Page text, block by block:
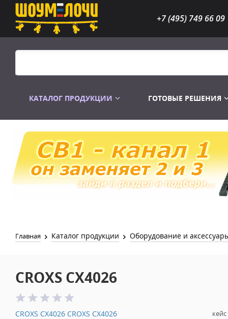
+7 (495) 749 66 09
КАТАЛОГ ПРОДУКЦИИ
Распродажа Лампы
ГОТОВЫЕ РЕШЕНИЯ
Главная Каталог продукции Оборудование и
CROXS CX4026
CROXS CX4026 CROXS CX4026